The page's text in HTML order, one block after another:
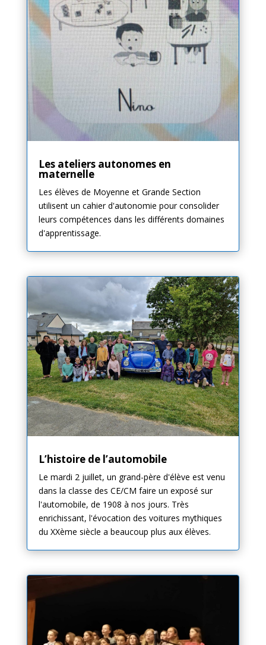
Les ateliers autonomes en
maternelle
Les élèves de Moyenne et Grande Section
utilisent un cahier d'autonomie pour consolider
leurs compétences dans les différents domaines
d'apprentissage.
L’histoire de l’automobile
Le mardi 2 juillet, un grand-père d'élève est venu
dans la classe des CE/CM faire un exposé sur
l'automobile, de 1908 à nos jours. Très
enrichissant, l'évocation des voitures mythiques
du XXème siècle a beaucoup plus aux élèves.